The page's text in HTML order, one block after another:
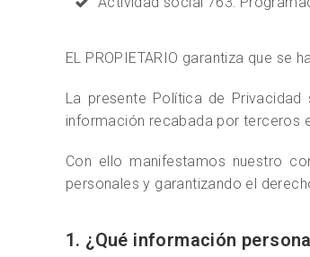
EL PROPIETARIO garantiza que
La presente Política de
información recabada por terceros
Con ello manifestamos nuestro
personales y garantizando el
1. ¿Qué información